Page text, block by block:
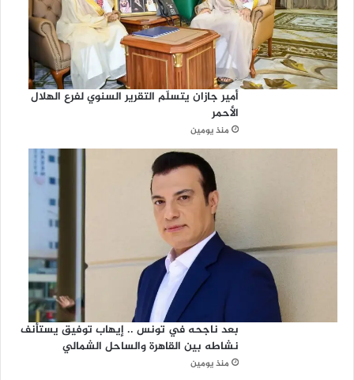
أمير جازان يتسلّم التقرير السنوي لفرع الهلال
الأحمر
منذ يومين
بعد ناجحه في تونس .. إيهاب توفيق يستأنف
نشاطه بين القاهرة والساحل الشمالي
منذ يومين